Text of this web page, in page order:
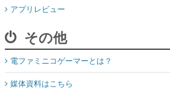
アプリレビュー
その他
電ファミニコゲーマーとは？
媒体資料はこちら